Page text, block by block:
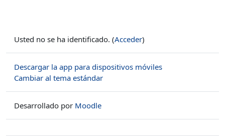
Usted no se ha identificado. (Acceder)
Descargar la app para dispositivos móviles
Cambiar al tema estándar
Desarrollado por Moodle